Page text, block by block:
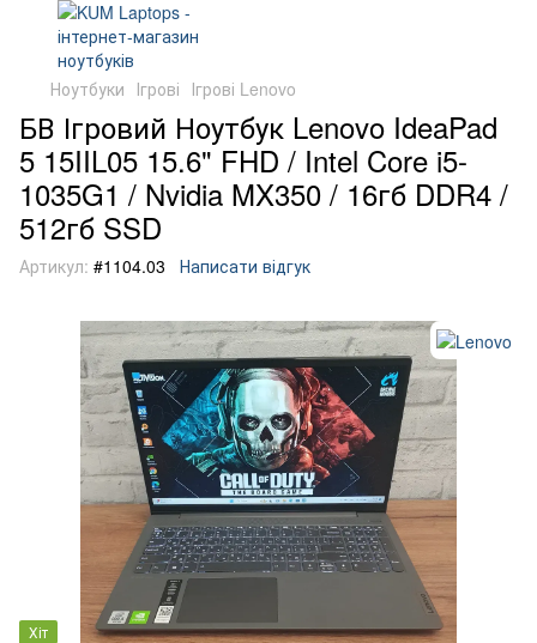
Ноутбуки Ігрові Ігрові Lenovo
БВ Ігровий Ноутбук Lenovo IdeaPad
5 15IIL05 15.6" FHD / Intel Core i5-
1035G1 / Nvidia MX350 / 16гб DDR4 /
512гб SSD
Артикул: #1104.03 Написати відгук
Хіт